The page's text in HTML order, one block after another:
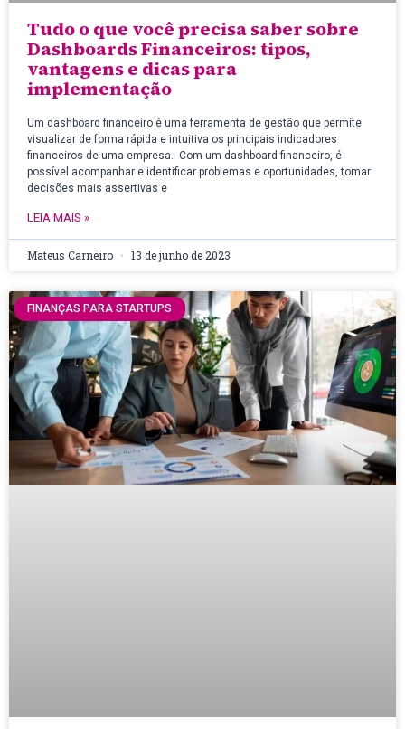
Tudo o que você precisa saber sobre
Dashboards Financeiros: tipos,
vantagens e dicas para
implementação
Um dashboard financeiro é uma ferramenta de gestão que permite
visualizar de forma rápida e intuitiva os principais indicadores
financeiros de uma empresa. Com um dashboard financeiro, é
possível acompanhar e identificar problemas e oportunidades, tomar
decisões mais assertivas e
LEIA MAIS »
Mateus Carneiro 13 de junho de 2023
FINANÇAS PARA STARTUPS